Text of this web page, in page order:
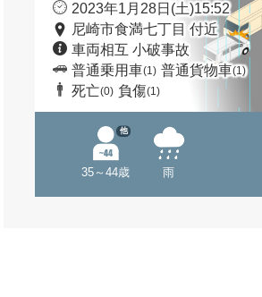
2023年1月28日(土)15:52
尼崎市食満七丁目 付近
車両相互 小破事故
普通乗用車(1) 普通貨物車(1)
死亡(0) 負傷(1)
35～44歳
他
雨